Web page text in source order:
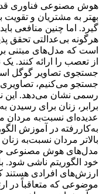
هوش مصنوعی فناوری
بهتر به مشتریان و
گیرد. اما چنین منافعی
هرگونه بی‌عدالتی تحقق
است که مدل‌های مبتنی
از تعصب را ارائه کنند.
جستجوی تصاویر گوگل
جستجو می‌کنیم، تصاویری
رسمی نشان می‌دهد. این
برابر، زنان برای
عدیده‌ای نسبت‌به مردان
به‌کاررفته در آموزش
بالاتر مردان نسبت‌به
مدل‌های هوش مصنوعی
خود الگوریتم ناشی شود.
ارزش‌های افرادی هستند
موضوعی که متعاقباً در